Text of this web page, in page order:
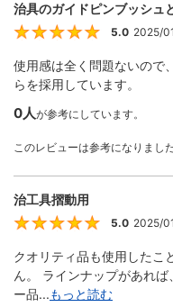
治具のガイドピンブッシュ
5.0 2025/
使用感は全く問題ないので
らを採用しています。
0人が参考にしています。
このレビューは参考になりまし
治工具摺動用
5.0 2025/
クオリティ品も使用したこ
ん。 ラインナップがあれ
ー品...もっと読む